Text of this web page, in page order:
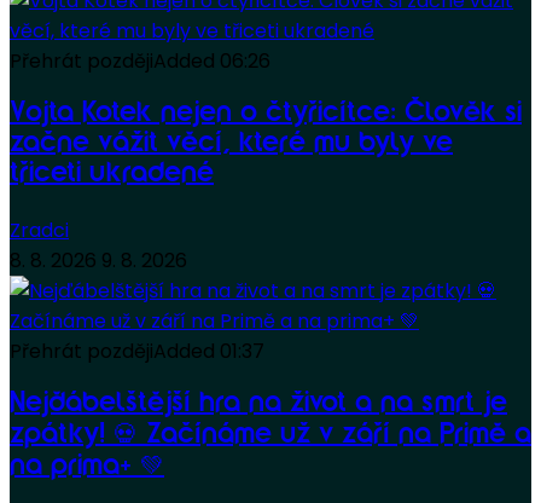
Přehrát pozdějiAdded 06:26
Vojta Kotek nejen o čtyřicítce: Člověk si
začne vážit věcí, které mu byly ve
třiceti ukradené
Zradci
8. 8. 2026 9. 8. 2026
Přehrát pozdějiAdded 01:37
Nejďábelštější hra na život a na smrt je
zpátky! 💀 Začínáme už v září na Primě a
na prima+ 💚